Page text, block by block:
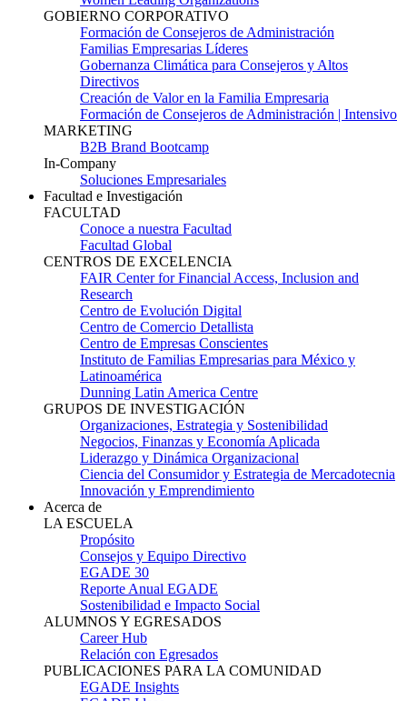
GOBIERNO CORPORATIVO
Formación de Consejeros de Administración
Familias Empresarias Líderes
Gobernanza Climática para Consejeros y Altos
Directivos
Creación de Valor en la Familia Empresaria
Formación de Consejeros de Administración | Intensivo
MARKETING
B2B Brand Bootcamp
In-Company
Soluciones Empresariales
Facultad e Investigación
FACULTAD
Conoce a nuestra Facultad
Facultad Global
CENTROS DE EXCELENCIA
FAIR Center for Financial Access, Inclusion and
Research
Centro de Evolución Digital
Centro de Comercio Detallista
Centro de Empresas Conscientes
Instituto de Familias Empresarias para México y
Latinoamérica
Dunning Latin America Centre
GRUPOS DE INVESTIGACIÓN
Organizaciones, Estrategia y Sostenibilidad
Negocios, Finanzas y Economía Aplicada
Liderazgo y Dinámica Organizacional
Ciencia del Consumidor y Estrategia de Mercadotecnia
Innovación y Emprendimiento
Acerca de
LA ESCUELA
Propósito
Consejos y Equipo Directivo
EGADE 30
Reporte Anual EGADE
Sostenibilidad e Impacto Social
ALUMNOS Y EGRESADOS
Career Hub
Relación con Egresados
PUBLICACIONES PARA LA COMUNIDAD
EGADE Insights